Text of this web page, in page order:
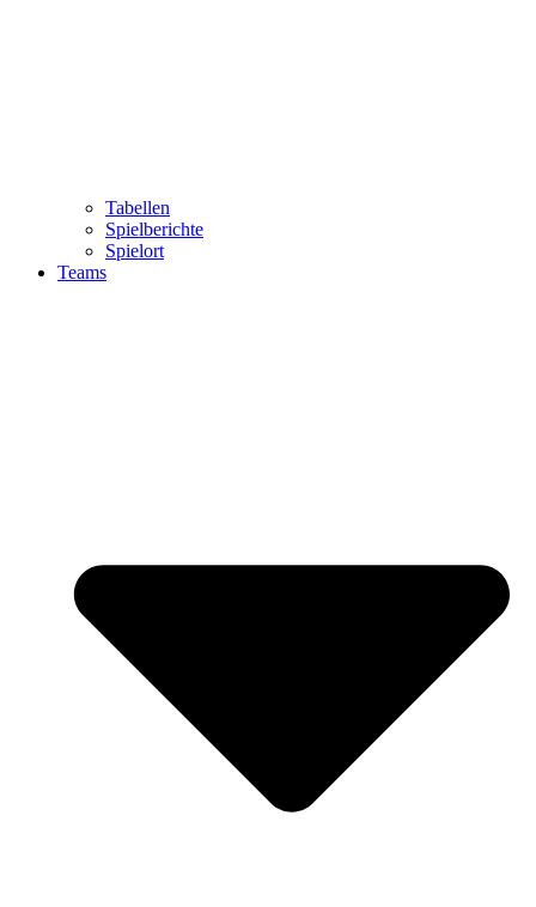
Tabellen
Spielberichte
Spielort
Teams